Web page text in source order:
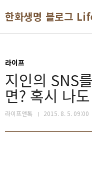
한화생명 블로그
라이프
지인의 SNS
면? 혹시 나
라이프앤톡 2015. 8. 5. 09:00